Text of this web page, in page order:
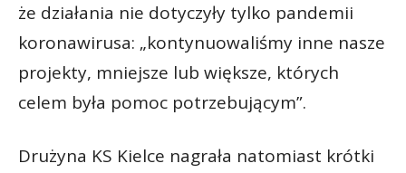
że działania nie dotyczyły tylko pandemii
koronawirusa: „kontynuowaliśmy inne nasze
projekty, mniejsze lub większe, których
celem była pomoc potrzebującym”.
Drużyna KS Kielce nagrała natomiast krótki